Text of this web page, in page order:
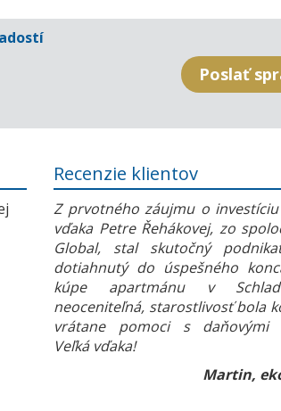
Recenzie klientov
Z prvotného záujmu o
vďaka Petre Řehákovej, zo
Global, stal skutočný
dotiahnutý do úspešného
kúpe apartmánu v
neoceniteľná, starostlivosť bola
vrátane pomoci s daňovými
Veľká vďaka!
Martin,